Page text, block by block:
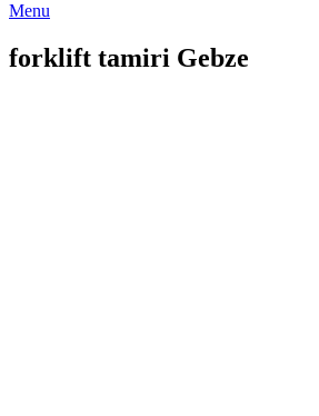
Menu
forklift tamiri Gebze